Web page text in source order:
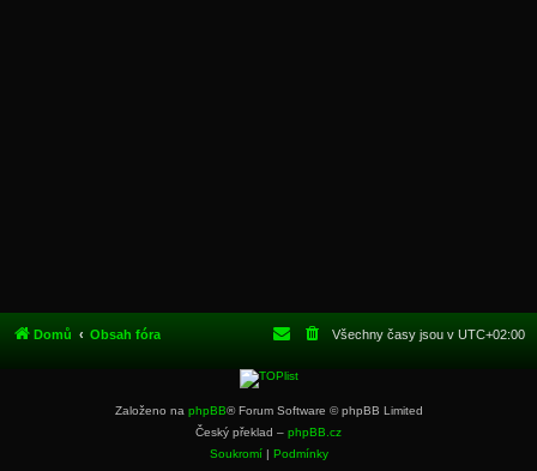
Domů Obsah fóra Všechny časy jsou v UTC+02:00
Založeno na phpBB® Forum Software © phpBB Limited
Český překlad – phpBB.cz
Soukromí| Podmínky